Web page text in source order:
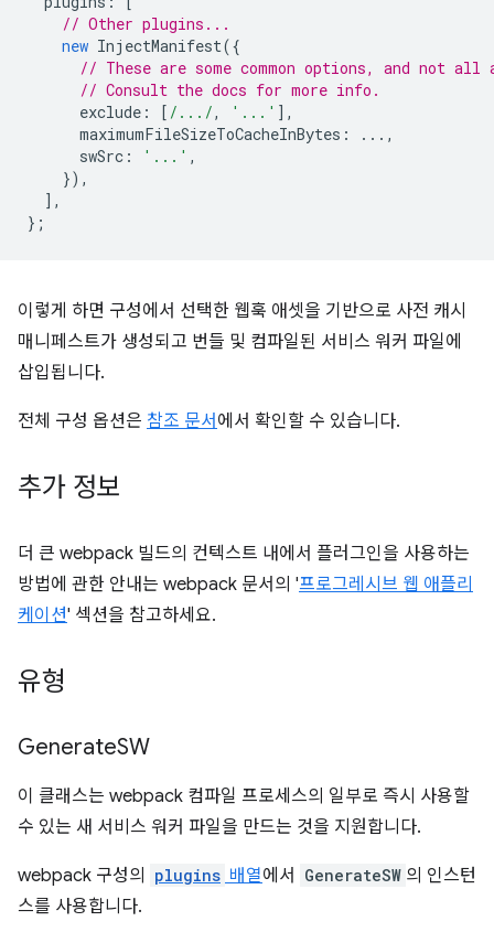
// Other plugins...
new InjectManifest({
// These are some common options, and not
// Consult the docs for more info.
exclude : [ /.../, '...' ],
maximumFileSizeToCacheInBytes :
...,
swSrc : '...' ,
}),
],
};
이렇게 하면 구성에서 선택한 웹훅 애셋을 기반으로 사전 캐시
매니페스트가 생성되고 번들 및 컴파일된 서비스 워커 파일에
삽입됩니다.
전체 구성 옵션은 참조 문서 에서 확인할 수 있습니다.
추가 정보
더 큰 webpack 빌드의 컨텍스트 내에서 플러그인을 사용하는
방법에 관한 안내는 webpack 문서의 '프로그레시브 웹 애플리
케이션' 섹션을 참고하세요.
유형
GenerateSW
이 클래스는 webpack 컴파일 프로세스의 일부로 즉시 사용할
수 있는 새 서비스 워커 파일을 만드는 것을 지원합니다.
webpack 구성의 plugins 배열에서 GenerateSW 의 인스턴
스를 사용합니다.